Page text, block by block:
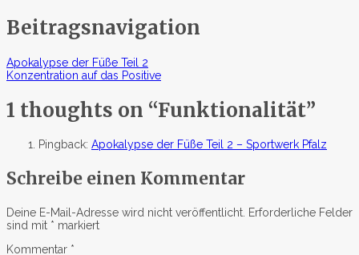
Beitragsnavigation
Apokalypse der Füße Teil 2
Konzentration auf das Positive
1 thoughts on “Funktionalität”
Pingback: Apokalypse der Füße Teil 2 – Sportwerk Pfalz
Schreibe einen Kommentar
Deine E-Mail-Adresse wird nicht veröffentlicht. Erforderliche Felder
sind mit * markiert
Kommentar *